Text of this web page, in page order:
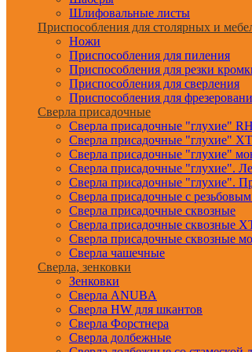
Шлифовальные листы
Приспособления для столярных и
Ножи
Приспособления для пиления
Приспособления для резки
Приспособления для сверления
Приспособления для
Сверла присадочные
Сверла присадочные "глухие"
Сверла присадочные "глухие"
Сверла присадочные "глухие"
Сверла присадочные "глухие".
Сверла присадочные "глухие".
Сверла присадочные с
Сверла присадочные сквозные
Сверла присадочные сквозные
Сверла присадочные сквозные
Сверла чашечные
Сверла, зенковки
Зенковки
Сверла ANUBA
Сверла HW для шкантов
Сверла Форстнера
Сверла долбежные